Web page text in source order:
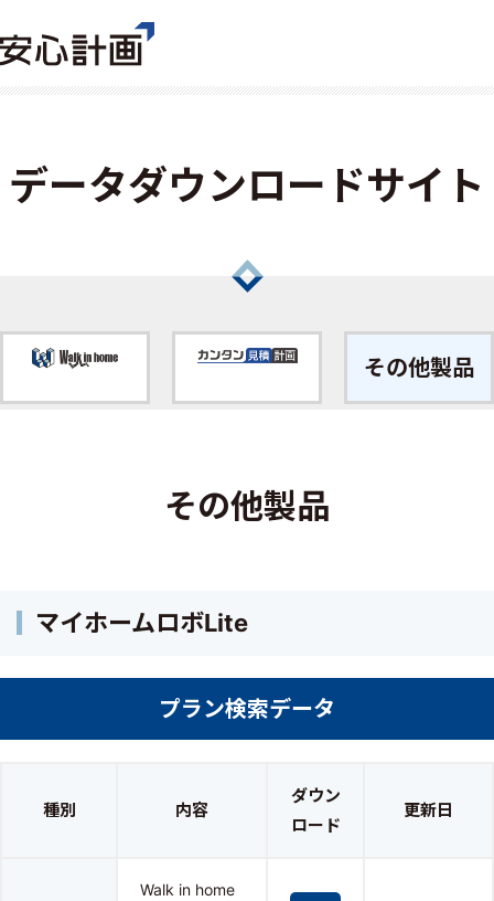
データダウンロードサイト
その他製品
その他製品
マイホームロボLite
プラン検索データ
種別 内容
ダウン
ロード
更新日
Walk in home